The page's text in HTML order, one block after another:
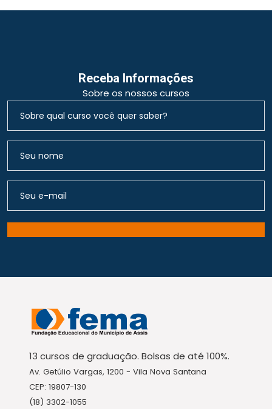
Receba Informações
Sobre os nossos cursos
13 cursos de graduação. Bolsas de até 100%.
Av. Getúlio Vargas, 1200 - Vila Nova Santana
CEP: 19807-130
(18) 3302-1055